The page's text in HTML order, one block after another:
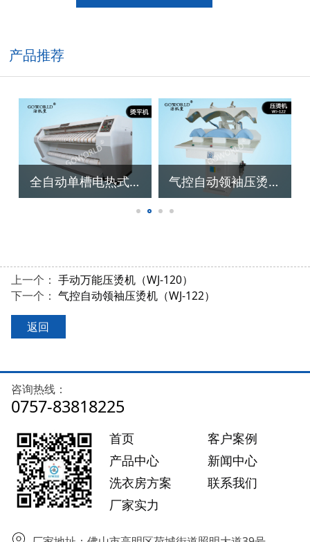
产品推荐
全自动单槽电热式烫平机 气控自动领袖压烫机（WJ-122）
上一个： 手动万能压烫机（WJ-120）
下一个： 气控自动领袖压烫机（WJ-122）
返回
咨询热线：
0757-83818225
首页
产品中心
洗衣房方案
厂家实力
客户案例
新闻中心
联系我们